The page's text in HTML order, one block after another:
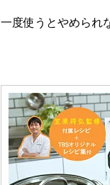
一度使うとやめられ